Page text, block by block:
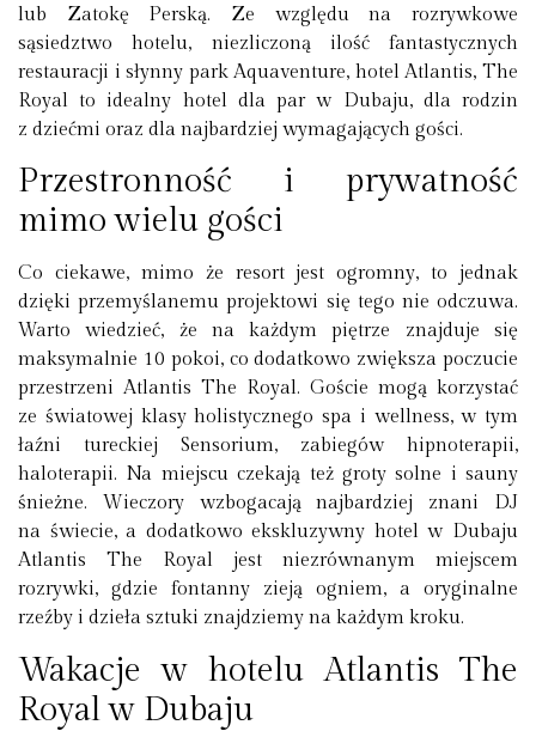
lub Zatokę Perską. Ze względu na rozrywkowe
sąsiedztwo hotelu, niezliczoną ilość fantastycznych
restauracji i słynny park Aquaventure, hotel Atlantis, The
Royal to idealny hotel dla par w Dubaju, dla rodzin
z dziećmi oraz dla najbardziej wymagających gości.
Przestronność i prywatność
mimo wielu gości
Co ciekawe, mimo że resort jest ogromny, to jednak
dzięki przemyślanemu projektowi się tego nie odczuwa.
Warto wiedzieć, że na każdym piętrze znajduje się
maksymalnie 10 pokoi, co dodatkowo zwiększa poczucie
przestrzeni Atlantis The Royal. Goście mogą korzystać
ze światowej klasy holistycznego spa i wellness, w tym
łaźni tureckiej Sensorium, zabiegów hipnoterapii,
haloterapii. Na miejscu czekają też groty solne i sauny
śnieżne. Wieczory wzbogacają najbardziej znani DJ
na świecie, a dodatkowo ekskluzywny hotel w Dubaju
Atlantis The Royal jest niezrównanym miejscem
rozrywki, gdzie fontanny zieją ogniem, a oryginalne
rzeźby i dzieła sztuki znajdziemy na każdym kroku.
Wakacje w hotelu Atlantis The
Royal w Dubaju